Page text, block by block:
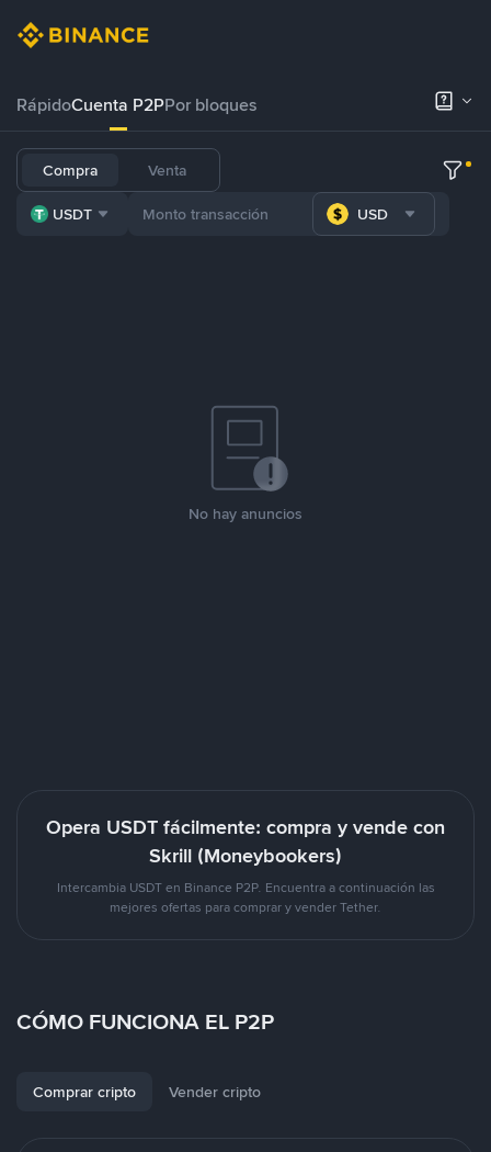
RápidoCuenta P2PPor bloques
Compra Venta
USDT USD
No hay anuncios
Opera USDT fácilmente: compra y vende con
Skrill (Moneybookers)
Intercambia USDT en Binance P2P. Encuentra a continuación las
mejores ofertas para comprar y vender Tether.
CÓMO FUNCIONA EL P2P
Comprar cripto Vender cripto